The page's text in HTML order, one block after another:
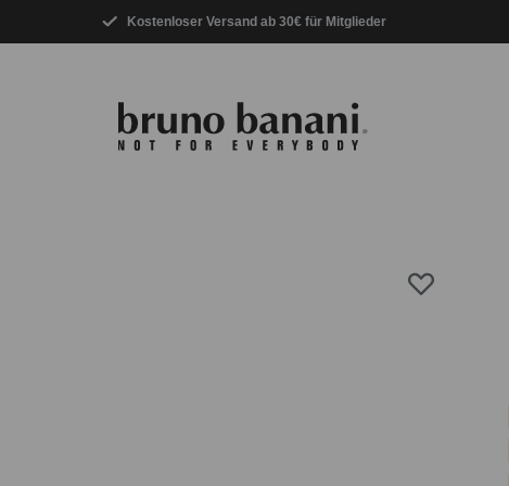
Kostenloser Versand ab 30€ für Mitglieder